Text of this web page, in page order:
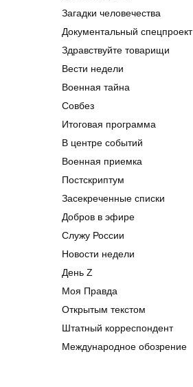
Загадки человечества
Документальный спецпроект
Здравствуйте товарищи
Вести недели
Военная тайна
Совбез
Итоговая программа
В центре событий
Военная приемка
Постскриптум
Засекреченные списки
Добров в эфире
Служу России
Новости недели
День Z
Моя Правда
Открытым текстом
Штатный корреспондент
Международное обозрение